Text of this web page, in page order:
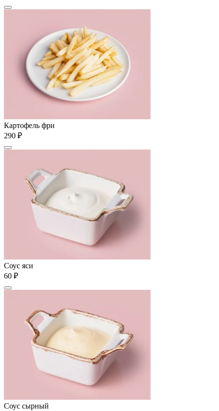
Картофель фри
290 ₽
Соус яси
60 ₽
Соус сырный